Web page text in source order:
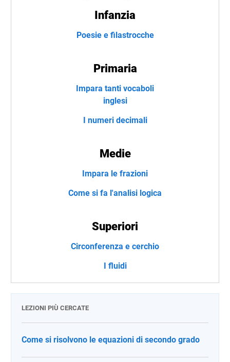
Infanzia
Poesie e filastrocche
Primaria
Impara tanti vocaboli
inglesi
I numeri decimali
Medie
Impara le frazioni
Come si fa l'analisi logica
Superiori
Circonferenza e cerchio
I fluidi
LEZIONI PIÙ CERCATE
Come si risolvono le equazioni di secondo grado